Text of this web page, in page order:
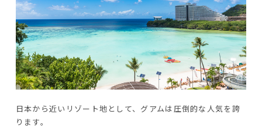
日本から近いリゾート地として、グアムは圧倒的な人気を誇
ります。